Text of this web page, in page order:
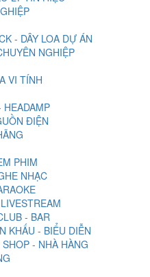
- DÂY LOA DỰ ÁN
NGHIỆP
VI TÍNH
HEADAMP
ĐIỆN
PHIM
NHẠC
- BAR
KHẤU - BIỂU DIỄN
- NHÀ HÀNG